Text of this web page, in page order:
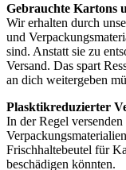
Gebrauchte Kartons
Wir erhalten durch
und
sind. Anstatt sie zu
Versand. Das spart
an dich weitergeben
Plasktikreduzierter
In der Regel
Frischhaltebeutel für
beschädigen könnten.